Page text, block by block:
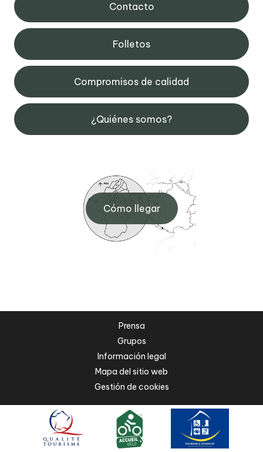
Contacto
Folletos
Compromisos de calidad
¿Quiénes somos?
Cómo llegar
Prensa
Grupos
Información legal
Mapa del sitio web
Gestión de cookies